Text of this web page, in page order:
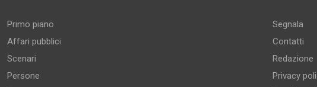
Primo piano
Affari pubblici
Scenari
Persone
Segnala
Contatti
Redazione
Privacy